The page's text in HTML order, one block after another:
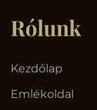
Rólunk
Kezdőlap
Emlékoldal